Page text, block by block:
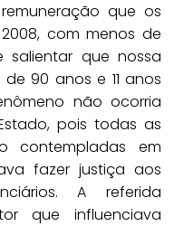
que os
com menos de
que nossa
90 anos e 11 anos
não ocorria
pois todas as
contempladas em
fazer justiça aos
A referida
que influenciava